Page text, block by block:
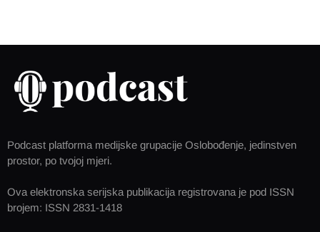
Podcast platforma medijske grupacije Oslobođenje, jedinstven
prostor, po tvojoj mjeri.
Ova elektronska serijska publikacija registrovana je pod ISSN
brojem: ISSN 2831-1418